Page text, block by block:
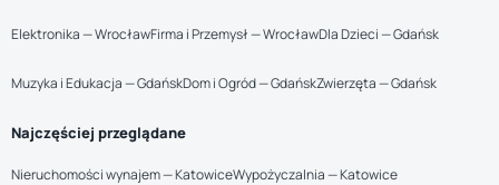
Elektronika — WrocławFirma i Przemysł — WrocławDla Dzieci — Gdańsk
Muzyka i Edukacja — GdańskDom i Ogród — GdańskZwierzęta — Gdańsk
Najczęściej przeglądane
Nieruchomości wynajem — KatowiceWypożyczalnia — Katowice